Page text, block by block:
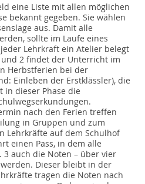
eine Liste mit allen möglichen
bekannt gegeben. Sie wählen
aus. Damit alle
sollte im Laufe eines
Lehrkraft ein Atelier belegt
2 findet der Unterricht im
Herbstferien bei der
Einleben der Erstklässler), die
dieser Phase die
nach den Ferien treffen
in Gruppen und zum
Lehrkräfte auf dem Schulhof
einen Pass, in dem alle
3 auch die Noten – über vier
Dieser bleibt in der
tragen die Noten nach